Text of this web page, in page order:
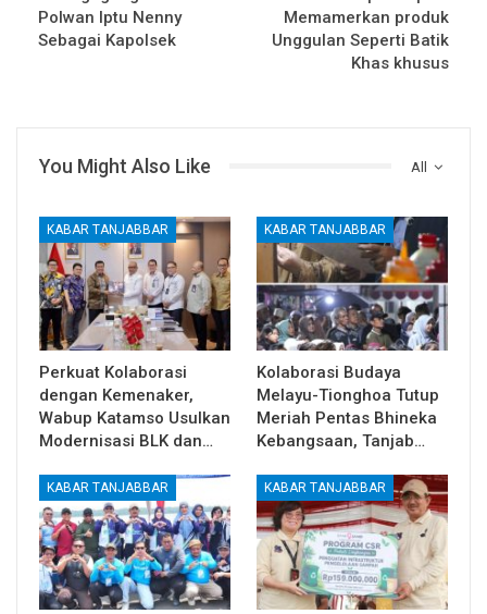
Polwan Iptu Nenny
Sebagai Kapolsek
Memamerkan produk
Unggulan Seperti Batik
Khas khusus
All
You Might Also Like
KABAR TANJABBAR
Perkuat Kolaborasi
dengan Kemenaker,
Wabup Katamso Usulkan
Modernisasi BLK dan…
KABAR TANJABBAR
Kolaborasi Budaya
Melayu-Tionghoa Tutup
Meriah Pentas Bhineka
Kebangsaan, Tanjab…
KABAR TANJABBAR KABAR TANJABBAR